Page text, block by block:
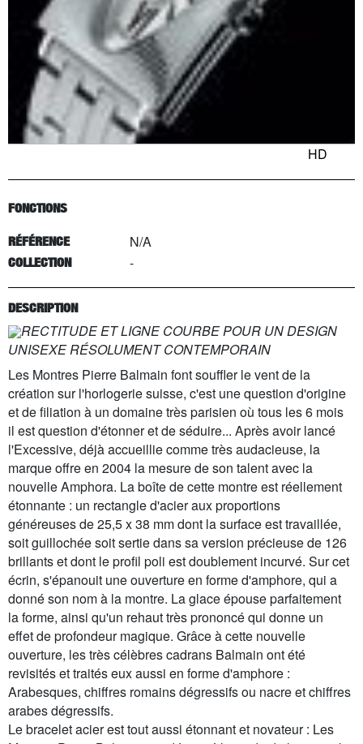
HD
FONCTIONS
RÉFÉRENCE N/A
COLLECTION -
DESCRIPTION
RECTITUDE ET LIGNE COURBE POUR UN DESIGN
UNISEXE RÉSOLUMENT CONTEMPORAIN
Les Montres Pierre Balmain font souffler le vent de la
création sur l'horlogerie suisse, c'est une question d'origine
et de filiation à un domaine très parisien où tous les 6 mois
il est question d'étonner et de séduire... Après avoir lancé
l'Excessive, déjà accueillie comme très audacieuse, la
marque offre en 2004 la mesure de son talent avec la
nouvelle Amphora. La boîte de cette montre est réellement
étonnante : un rectangle d'acier aux proportions
généreuses de 25,5 x 38 mm dont la surface est travaillée,
soit guillochée soit sertie dans sa version précieuse de 126
brillants et dont le profil poli est doublement incurvé. Sur cet
écrin, s'épanouit une ouverture en forme d'amphore, qui a
donné son nom à la montre. La glace épouse parfaitement
la forme, ainsi qu'un rehaut très prononcé qui donne un
effet de profondeur magique. Grâce à cette nouvelle
ouverture, les très célèbres cadrans Balmain ont été
revisités et traités eux aussi en forme d'amphore :
Arabesques, chiffres romains dégressifs ou nacre et chiffres
arabes dégressifs.
Le bracelet acier est tout aussi étonnant et novateur : Les